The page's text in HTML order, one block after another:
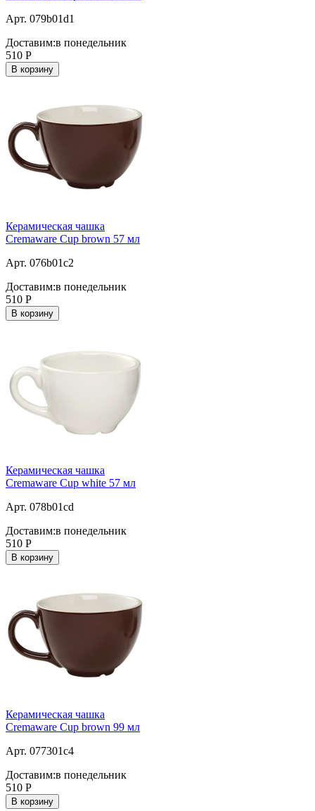
Арт. 079b01d1
Доставим:в понедельник
510 Р
В корзину
Керамическая чашка
Cremaware Cup brown 57 мл
Арт. 076b01c2
Доставим:в понедельник
510 Р
В корзину
Керамическая чашка
Cremaware Cup white 57 мл
Арт. 078b01cd
Доставим:в понедельник
510 Р
В корзину
Керамическая чашка
Cremaware Cup brown 99 мл
Арт. 077301c4
Доставим:в понедельник
510 Р
В корзину